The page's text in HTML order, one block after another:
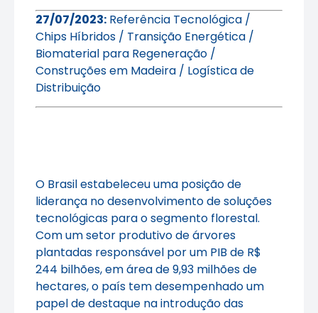
27/07/2023: Referência Tecnológica /
Chips Híbridos / Transição Energética /
Biomaterial para Regeneração /
Construções em Madeira / Logística de
Distribuição
O Brasil estabeleceu uma posição de
liderança no desenvolvimento de soluções
tecnológicas para o segmento florestal.
Com um setor produtivo de árvores
plantadas responsável por um PIB de R$
244 bilhões, em área de 9,93 milhões de
hectares, o país tem desempenhado um
papel de destaque na introdução das